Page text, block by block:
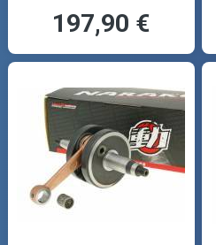
197,90 €